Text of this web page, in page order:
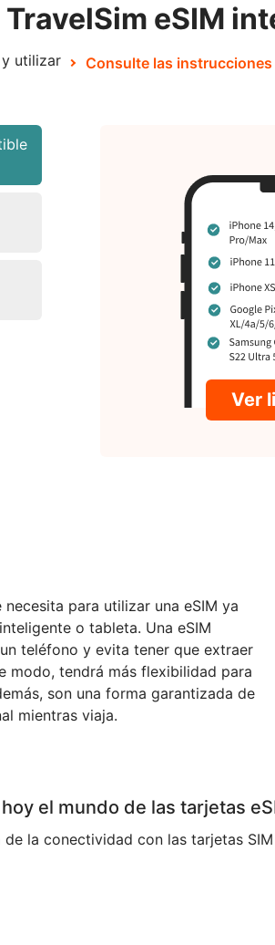
eSIM
utilizar Consulte las
Ver
para utilizar una eSIM ya
o tableta. Una eSIM
teléfono y evita tener que extraer
modo, tendrá más flexibilidad para
son una forma garantizada de
mientras viaja.
el mundo de las tarjetas